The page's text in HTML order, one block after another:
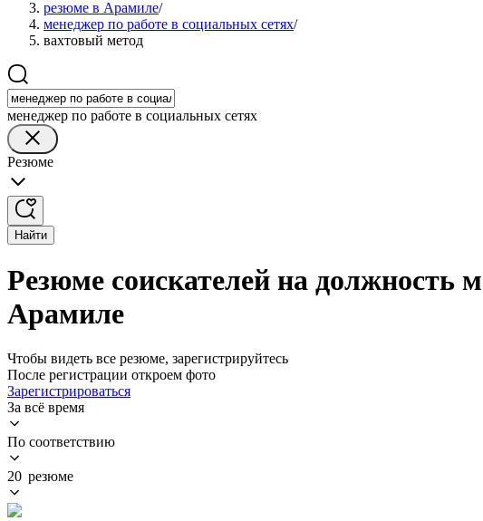
резюме в Арамиле/
менеджер по работе в социальных сетях/
вахтовый метод
менеджер по работе в социальных сетях
Резюме
Найти
Резюме соискателей на должность
Арамиле
Чтобы видеть все резюме, зарегистрируйтесь
После регистрации откроем фото
Зарегистрироваться
За всё время
По соответствию
20 резюме